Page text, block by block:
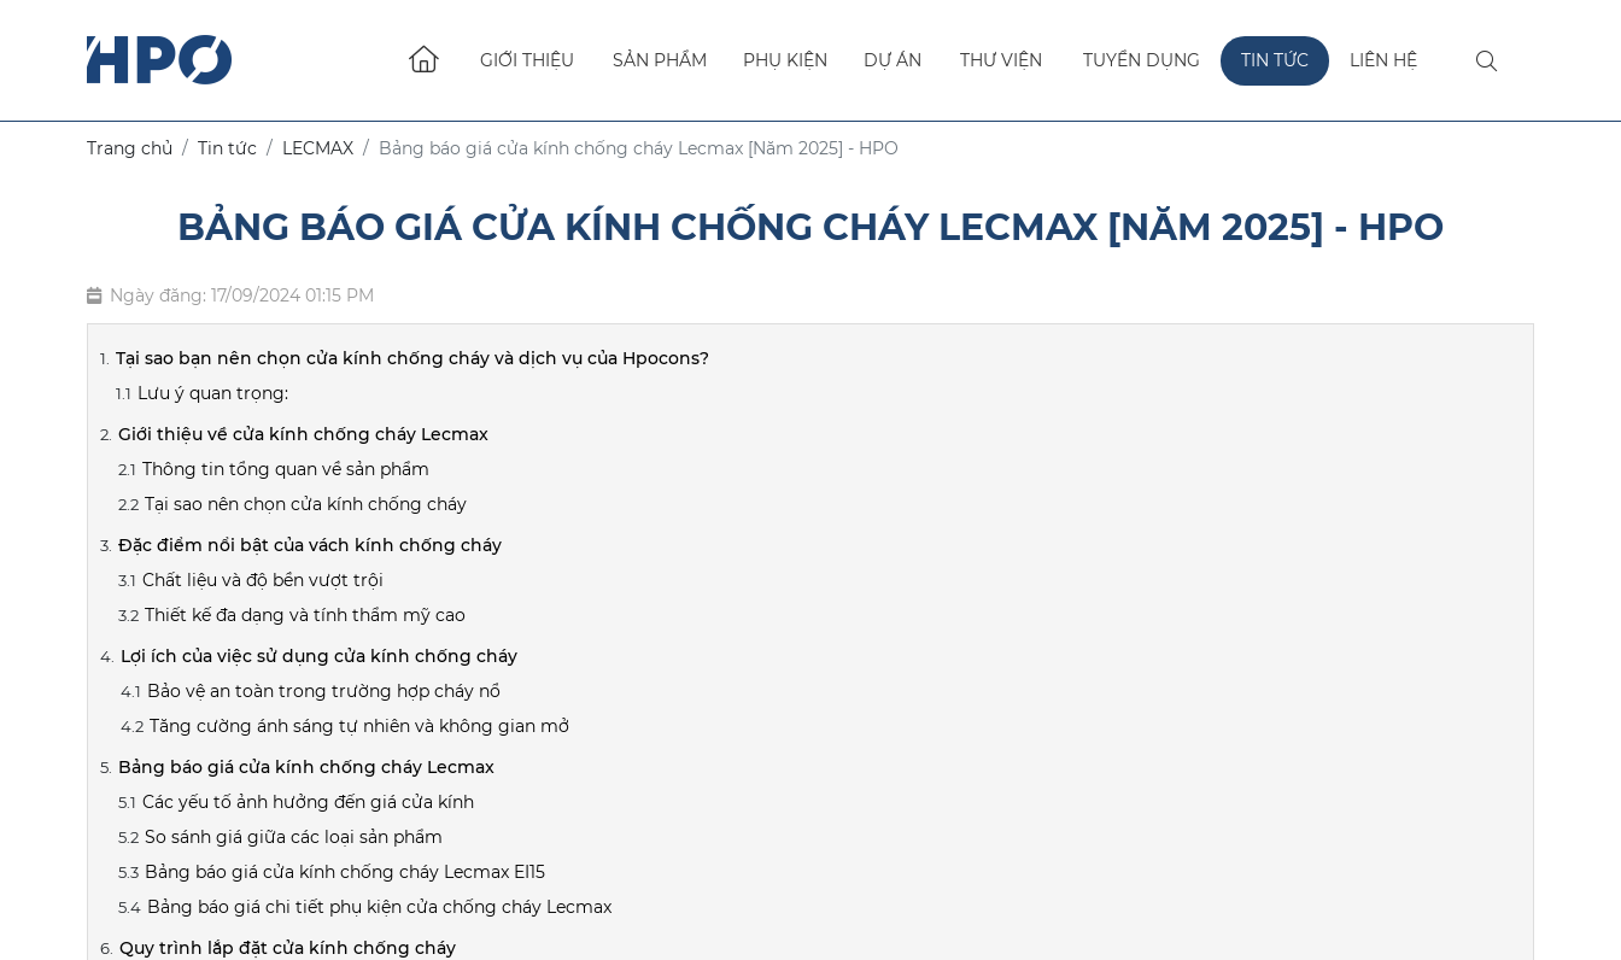
GIỚI THIỆU SẢN PHẨM PHỤ KIỆN DỰ ÁN THƯ VIỆN TUYỂN DỤNG TIN TỨC LIÊN HỆ
Trang chủ Tin tức LECMAX Bảng báo giá cửa kính chống cháy Lecmax [Năm 2025] - HPO
BẢNG BÁO GIÁ CỬA KÍNH CHỐNG CHÁY LECMAX [NĂM 2025] - HPO
Ngày đăng: 17/09/2024 01:15 PM
Tại sao bạn nên chọn cửa kính chống cháy và dịch vụ của Hpocons?
Lưu ý quan trọng:
Giới thiệu về cửa kính chống cháy Lecmax
Thông tin tổng quan về sản phẩm
Tại sao nên chọn cửa kính chống cháy
Đặc điểm nổi bật của vách kính chống cháy
Chất liệu và độ bền vượt trội
Thiết kế đa dạng và tính thẩm mỹ cao
Lợi ích của việc sử dụng cửa kính chống cháy
Bảo vệ an toàn trong trường hợp cháy nổ
Tăng cường ánh sáng tự nhiên và không gian mở
Bảng báo giá cửa kính chống cháy Lecmax
Các yếu tố ảnh hưởng đến giá cửa kính
So sánh giá giữa các loại sản phẩm
Bảng báo giá cửa kính chống cháy Lecmax EI15
Bảng báo giá chi tiết phụ kiện cửa chống cháy Lecmax
Quy trình lắp đặt cửa kính chống cháy